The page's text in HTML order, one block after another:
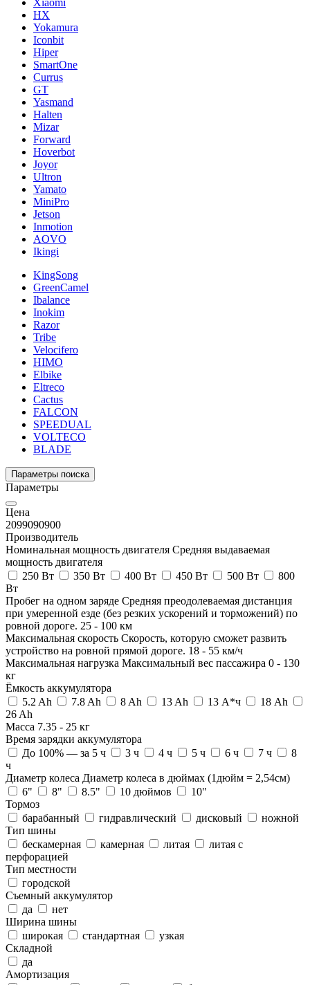
HX
Yokamura
Iconbit
Hiper
SmartOne
Currus
GT
Yasmand
Halten
Mizar
Forward
Hoverbot
Joyor
Ultron
Yamato
MiniPro
Jetson
Inmotion
AOVO
Ikingi
KingSong
GreenCamel
Ibalance
Inokim
Razor
Tribe
Velocifero
HIMO
Elbike
Eltreco
Cactus
FALCON
SPEEDUAL
VOLTECO
BLADE
Параметры поиска
Параметры
Цена
2099090900
Производитель
Номинальная мощность двигателя Средняя выдаваемая
мощность двигателя
250 Вт
350 Вт 400 Вт 450 Вт 500 Вт
800
Вт
Пробег на одном заряде Средняя преодолеваемая дистанция
при умеренной езде (без резких ускорений и торможений) по
ровной дороге. 25 - 100 км
Максимальная скорость Скорость, которую сможет развить
устройство на ровной прямой дороге. 18 - 55 км/ч
Максимальная нагрузка Максимальный вес пассажира 0 - 130
кг
Ёмкость аккумулятора
5.2 Ah
7.8 Ah 8 Ah 13 Ah 13 А*ч
18 Ah
26 Ah
Масса 7.35 - 25 кг
Время зарядки аккумулятора
До 100% — за 5 ч
3 ч 4 ч 5 ч 6 ч 7 ч
8
ч
Диаметр колеса Диаметр колеса в дюймах (1дюйм = 2,54см)
6"
8" 8.5" 10 дюймов
10"
Тормоз
барабанный
гидравлический дисковый
ножной
Тип шины
бескамерная
камерная литая
литая с
перфорацией
Тип местности
городской
Съемный аккумулятор
да
нет
Ширина шины
широкая
стандартная
узкая
Складной
да
Амортизация